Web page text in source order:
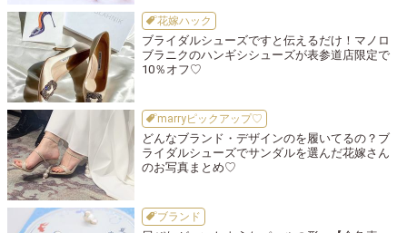
花嫁ハック
ブライダルシューズですと伝えるだけ！マノロ
ブラニクのハンギシシューズが表参道店限定で
10％オフ♡
marryピックアップ♡
どんなブランド・デザインのを履いてるの？ブ
ライダルシューズでサンダルを選んだ花嫁さん
のお写真まとめ♡
ブランド